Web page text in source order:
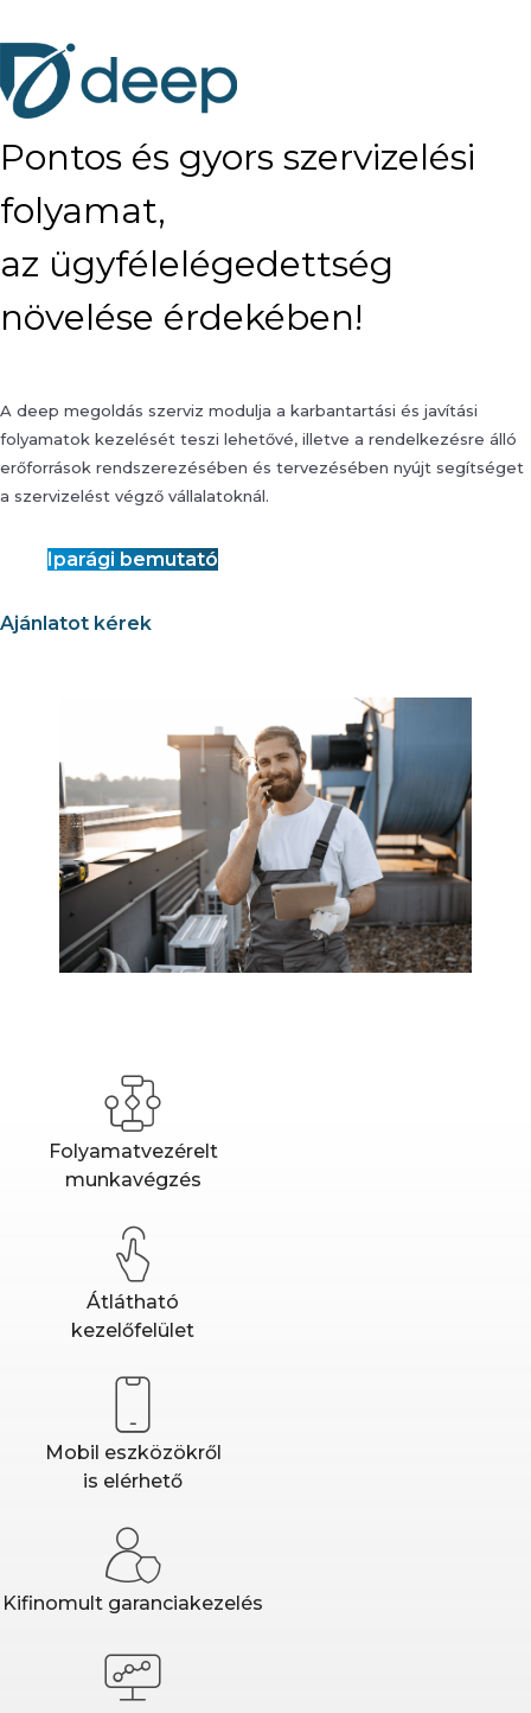
Pontos és gyors szervizelési
folyamat,
az ügyfélelégedettség
növelése érdekében!
A deep megoldás szerviz modulja a karbantartási és javítási
folyamatok kezelését teszi lehetővé, illetve a rendelkezésre álló
erőforrások rendszerezésében és tervezésében nyújt segítséget
a szervizelést végző vállalatoknál.
Iparági bemutató
Ajánlatot kérek
Folyamatvezérelt
munkavégzés
Átlátható
kezelőfelület
Mobil eszközökről
is elérhető
Kifinomult garanciakezelés